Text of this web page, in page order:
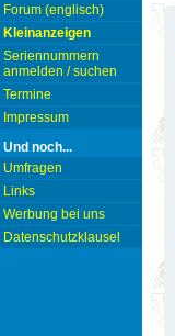
Forum (englisch)
Kleinanzeigen
Seriennummern
anmelden / suchen
Termine
Impressum
Und noch...
Umfragen
Links
Werbung bei uns
Datenschutzklausel